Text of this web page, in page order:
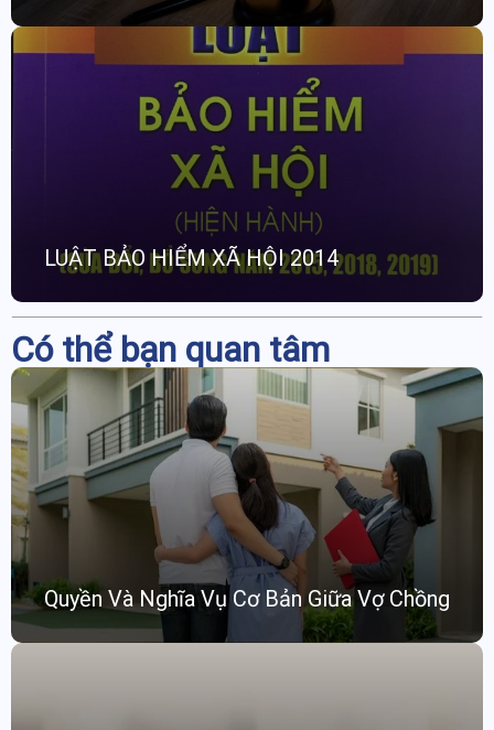
LUẬT BẢO HIỂM XÃ HỘI 2014
Có thể bạn quan tâm
Quyền Và Nghĩa Vụ Cơ Bản Giữa Vợ Chồng